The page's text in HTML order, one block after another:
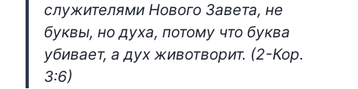
служителями Нового Завета, не
буквы, но духа, потому что буква
убивает, а дух животворит. (2-Кор.
3:6)